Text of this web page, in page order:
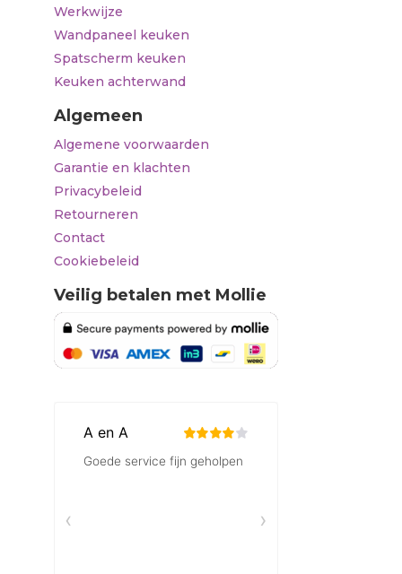
Werkwijze
Wandpaneel keuken
Spatscherm keuken
Keuken achterwand
Algemeen
Algemene voorwaarden
Garantie en klachten
Privacybeleid
Retourneren
Contact
Cookiebeleid
Veilig betalen met Mollie